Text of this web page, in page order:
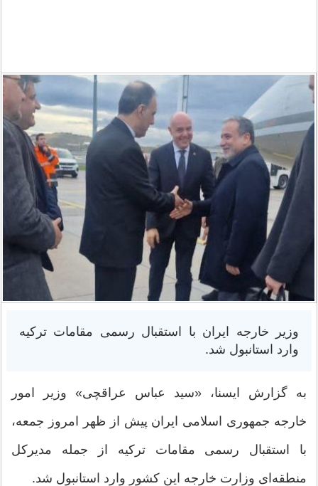
وزیر خارجه ایران با استقبال رسمی مقامات ترکیه
وارد استانبول شد.
به گزارش ایسنا، «سید عباس عراقچی» وزیر امور
خارجه جمهوری اسلامی ایران پیش از ظهر امروز جمعه،
با استقبال رسمی مقامات ترکیه از جمله مدیرکل
منطقه‌ای وزارت خارجه این کشور وارد استانبول شد.